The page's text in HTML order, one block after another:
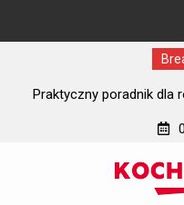
Praktyczny poradnik dla